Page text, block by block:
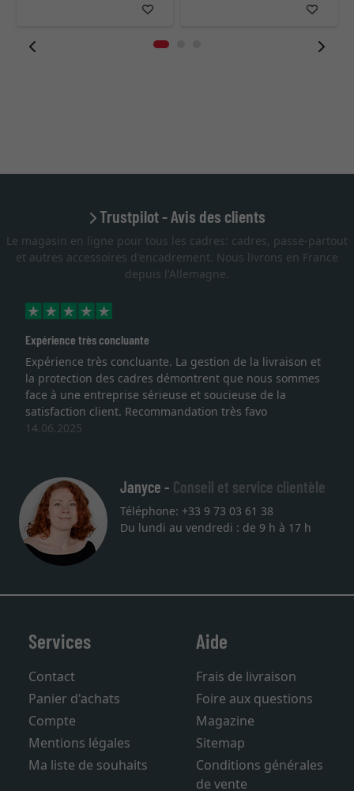
Trustpilot - Avis des clients
Le magasin en ligne pour tous les cadres: cadres, passe-partout
et autres accessoires d'encadrement. Nous livrons en France
depuis l'Allemagne.
Expérience très concluante
Expérience très concluante. La gestion de la livraison et
la protection des cadres démontrent que nous sommes
face à une entreprise sérieuse et soucieuse de la
satisfaction client. Recommandation très favo
14.06.2025
Janyce - Conseil et service clientèle
Téléphone: +33 9 73 03 61 38
Du lundi au vendredi : de 9 h à 17 h
Services
Contact
Panier d'achats
Compte
Mentions légales
Ma liste de souhaits
Aide
Frais de livraison
Foire aux questions
Magazine
Sitemap
Conditions générales
de vente